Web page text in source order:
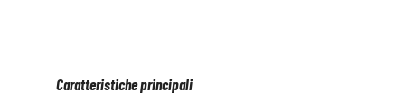
Caratteristiche principali